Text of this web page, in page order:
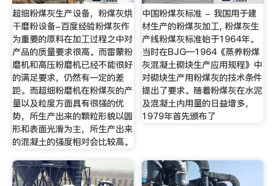
超细粉煤灰生产设备，粉煤灰烘
干磨粉设备-百度经验粉煤灰作
为重要的原料在加工过程之中对
产品的质量要求很高。而雷蒙粉
磨机和高压粉磨机已经不能很好
的满足要求，仍然有一定的差
距。而超细粉磨机在粉煤灰的产
量以及粒度方面具有很强的优
势，所生产出来的颗粒形貌以圆
形和表面光滑为主，所生产出来
的混凝土的强度相对会比较高。
中国粉煤灰标准 - 我国用于建
材生产的粉煤灰加工, 粉煤灰生
产线粉煤灰标准始于1964年。
当时在BJG―1964《蒸养粉煤
灰混凝土砌块生产应用规程》中
对砌块生产用粉煤灰的技术条件
提出了要求。随着粉煤灰在水泥
及混凝土内用量的日益增多，
1979年首先颁布了